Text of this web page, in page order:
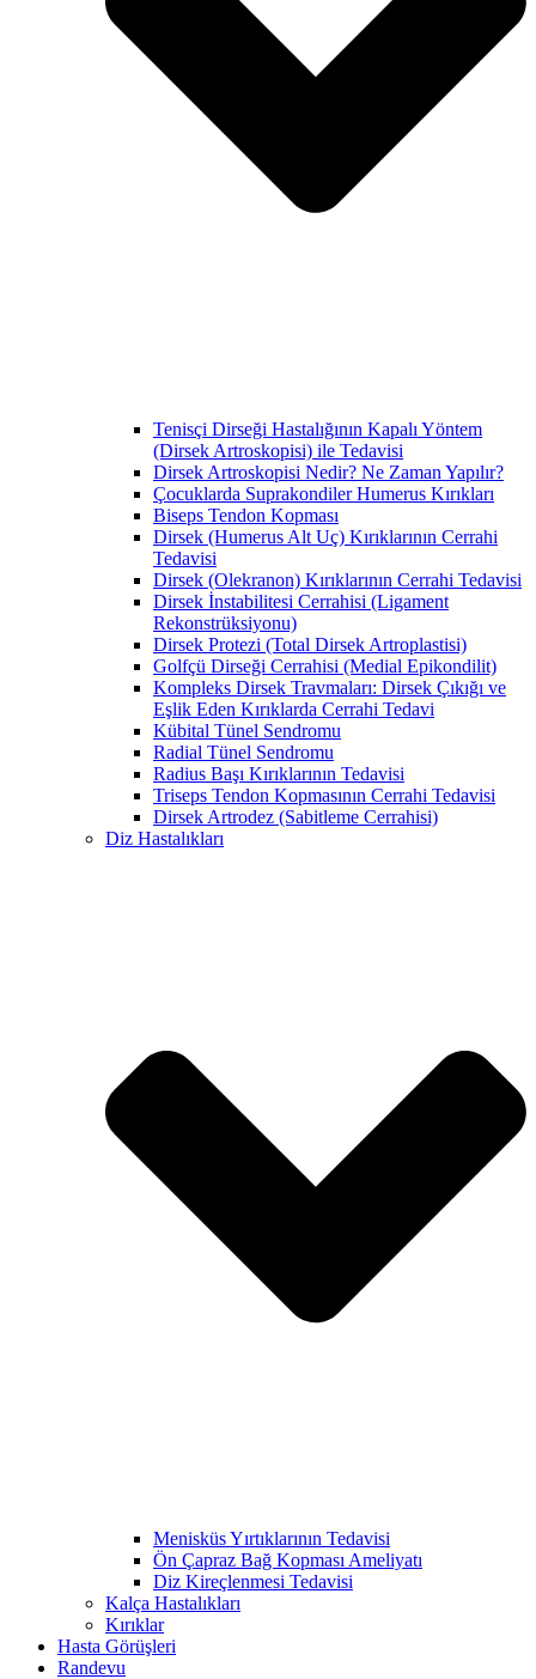
Tenisçi Dirseği Hastalığının Kapalı Yöntem
(Dirsek Artroskopisi) ile Tedavisi
Dirsek Artroskopisi Nedir? Ne Zaman Yapılır?
Çocuklarda Suprakondiler Humerus Kırıkları
Biseps Tendon Kopması
Dirsek (Humerus Alt Uç) Kırıklarının Cerrahi
Tedavisi
Dirsek (Olekranon) Kırıklarının Cerrahi Tedavisi
Dirsek İnstabilitesi Cerrahisi (Ligament
Rekonstrüksiyonu)
Dirsek Protezi (Total Dirsek Artroplastisi)
Golfçü Dirseği Cerrahisi (Medial Epikondilit)
Kompleks Dirsek Travmaları: Dirsek Çıkığı ve
Eşlik Eden Kırıklarda Cerrahi Tedavi
Kübital Tünel Sendromu
Radial Tünel Sendromu
Radius Başı Kırıklarının Tedavisi
Triseps Tendon Kopmasının Cerrahi Tedavisi
Dirsek Artrodez (Sabitleme Cerrahisi)
Diz Hastalıkları
Menisküs Yırtıklarının Tedavisi
Ön Çapraz Bağ Kopması Ameliyatı
Diz Kireçlenmesi Tedavisi
Kalça Hastalıkları
Kırıklar
Hasta Görüşleri
Randevu